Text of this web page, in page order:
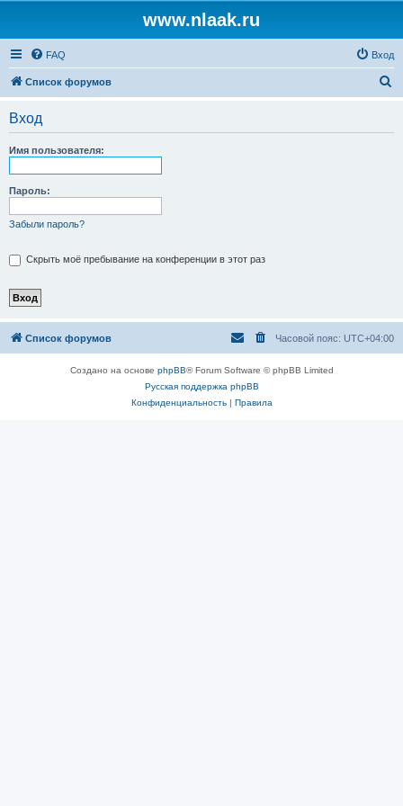
www.nlaak.ru
FAQ Вход
Список форумов
Вход
Имя пользователя:
Пароль:
Забыли пароль?
Скрыть моё пребывание на конференции в этот раз
Список форумов Часовой пояс: UTC+04:00
Создано на основе phpBB® Forum Software © phpBB Limited
Русская поддержка phpBB
Конфиденциальность| Правила